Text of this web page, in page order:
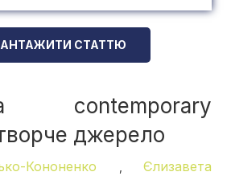
СТАТТЮ
сontemporary
джерело
Кононенко ,Єлизавета